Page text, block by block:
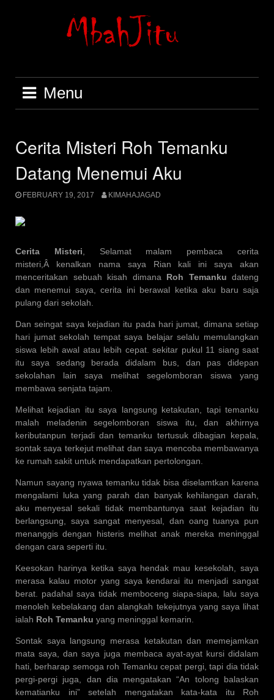
Menu
Cerita Misteri Roh Temanku
Datang Menemui Aku
FEBRUARY 19, 2017 KIMAHAJAGAD
Cerita Misteri, Selamat malam pembaca cerita
misteri,Â kenalkan nama saya Rian kali ini saya akan
menceritakan sebuah kisah dimana Roh Temanku dateng
dan menemui saya, cerita ini berawal ketika aku baru saja
pulang dari sekolah.
Dan seingat saya kejadian itu pada hari jumat, dimana setiap
hari jumat sekolah tempat saya belajar selalu memulangkan
siswa lebih awal atau lebih cepat. sekitar pukul 11 siang saat
itu saya sedang berada didalam bus, dan pas didepan
sekolahan lain saya melihat segelomboran siswa yang
membawa senjata tajam.
Melihat kejadian itu saya langsung ketakutan, tapi temanku
malah meladenin segelomboran siswa itu, dan akhirnya
keributanpun terjadi dan temanku tertusuk dibagian kepala,
sontak saya terkejut melihat dan saya mencoba membawanya
ke rumah sakit untuk mendapatkan pertolongan.
Namun sayang nyawa temanku tidak bisa diselamtkan karena
mengalami luka yang parah dan banyak kehilangan darah,
aku menyesal sekali tidak membantunya saat kejadian itu
berlangsung, saya sangat menyesal, dan oang tuanya pun
menanggis dengan histeris melihat anak mereka meninggal
dengan cara seperti itu.
Keesokan harinya ketika saya hendak mau kesekolah, saya
merasa kalau motor yang saya kendarai itu menjadi sangat
berat. padahal saya tidak memboceng siapa-siapa, lalu saya
menoleh kebelakang dan alangkah tekejutnya yang saya lihat
ialah Roh Temanku yang meninggal kemarin.
Sontak saya langsung merasa ketakutan dan memejamkan
mata saya, dan saya juga membaca ayat-ayat kursi didalam
hati, berharap semoga roh Temanku cepat pergi, tapi dia tidak
pergi-pergi juga, dan dia mengatakan “An tolong balaskan
kematianku ini” setelah mengatakan kata-kata itu Roh